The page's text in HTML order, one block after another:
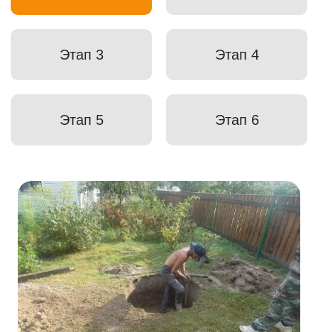
Этап 3 Этап 4
Этап 5 Этап 6